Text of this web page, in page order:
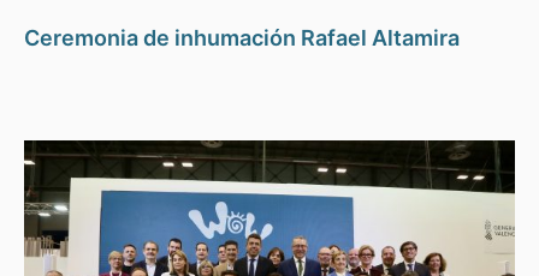
Ceremonia de inhumación Rafael Altamira